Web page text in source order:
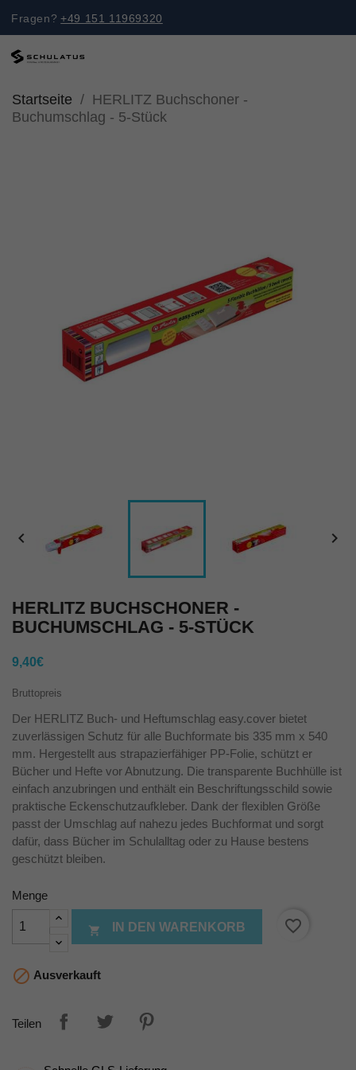
Fragen? +49 151 11969320
Startseite
HERLITZ Buchschoner -
Buchumschlag - 5-Stück
 
HERLITZ BUCHSCHONER -
BUCHUMSCHLAG - 5-STÜCK
9,40€
Bruttopreis
Der HERLITZ Buch- und Heftumschlag easy.cover bietet
zuverlässigen Schutz für alle Buchformate bis 335 mm x 540
mm. Hergestellt aus strapazierfähiger PP-Folie, schützt er
Bücher und Hefte vor Abnutzung. Die transparente Buchhülle ist
einfach anzubringen und enthält ein Beschriftungsschild sowie
praktische Eckenschutzaufkleber. Dank der flexiblen Größe
passt der Umschlag auf nahezu jedes Buchformat und sorgt
dafür, dass Bücher im Schulalltag oder zu Hause bestens
geschützt bleiben.
Menge
 IN DEN WARENKORB favorite_border
 Ausverkauft
Teilen